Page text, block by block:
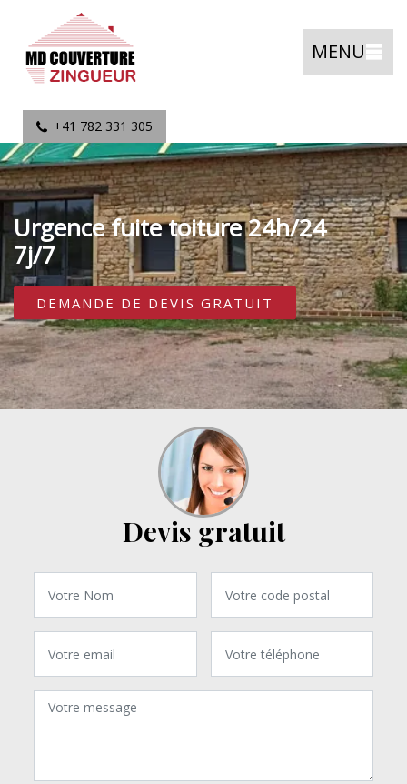
MENU
+41 782 331 305
Urgence fuite toiture 24h/24
7j/7
DEMANDE DE DEVIS GRATUIT
Devis gratuit